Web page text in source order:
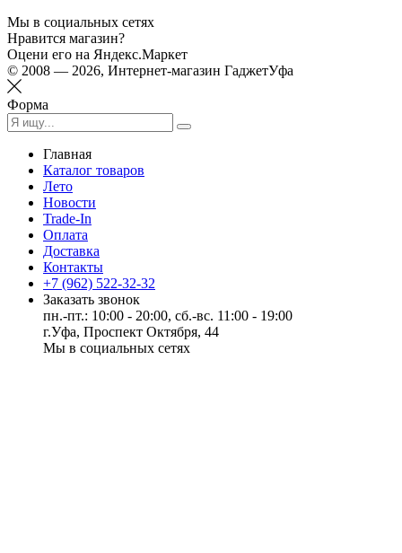
Мы в социальных сетях
Нравится магазин?
Оцени его на Яндекс.Маркет
© 2008 — 2026, Интернет-магазин ГаджетУфа
Форма
Главная
Каталог товаров
Лето
Новости
Trade-In
Оплата
Доставка
Контакты
+7 (962) 522-32-32
Заказать звонок
пн.-пт.: 10:00 - 20:00, сб.-вс. 11:00 - 19:00
г.Уфа, Проспект Октября, 44
Мы в социальных сетях